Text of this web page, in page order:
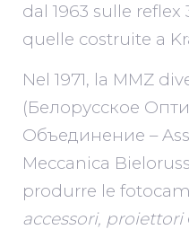
dal 1963 sulle
quelle costruite a
Nel 1971, la MMZ
(Белорусское
Объединение –
Meccanica
produrre le
accessori, proiettori